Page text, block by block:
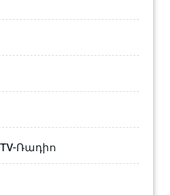
Ռադիո